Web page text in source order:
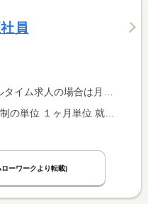
員
パート求人の場合は時間額を表示しています。
ローワークより転載)